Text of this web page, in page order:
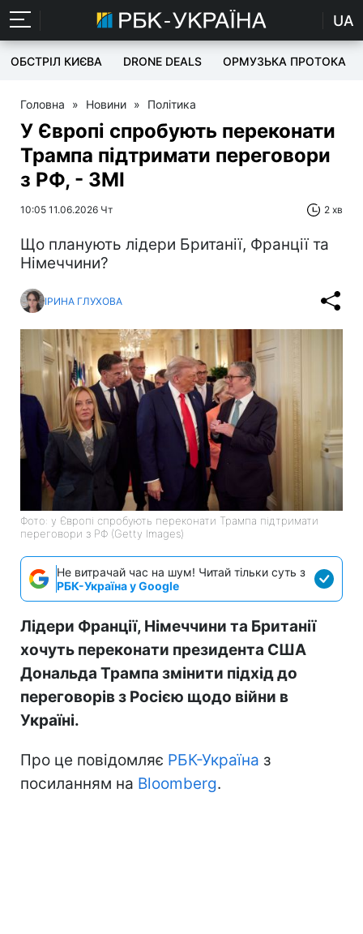
UA
ОБСТРІЛ КИЄВА DRONE DEALS ОРМУЗЬКА ПРОТОКА
Головна » Новини » Політика
У Європі спробують переконати
Трампа підтримати переговори
з РФ, - ЗМІ
10:05 11.06.2026 Чт 2 хв
Що планують лідери Британії, Франції та
Німеччини?
ІРИНА ГЛУХОВА
Фото: у Європі спробують переконати Трампа підтримати
переговори з РФ (Getty Images)
Не витрачай час на шум! Читай тільки суть з
РБК-Україна у Google
Лідери Франції, Німеччини та Британії
хочуть переконати президента США
Дональда Трампа змінити підхід до
переговорів з Росією щодо війни в
Україні.
Про це повідомляє РБК-Україна з
посиланням на Bloomberg.